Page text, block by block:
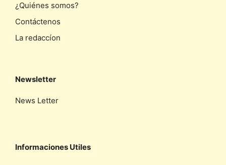
¿Quiénes somos?
Contáctenos
La redaccíon
Newsletter
News Letter
Informaciones Utiles